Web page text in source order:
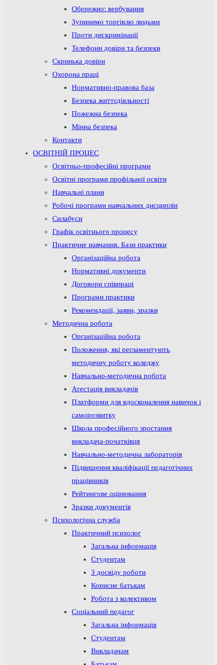
Обережно: вербування
Зупинимо торгівлю людьми
Проти дискримінації
Телефони довіри та безпеки
Скринька довіри
Охорона праці
Нормативно-правова база
Безпека життєдіяльності
Пожежна безпека
Мінна безпека
Контакти
ОСВІТНІЙ ПРОЦЕС
Освітньо-професійні програми
Освітні програми профільної освіти
Навчальні плани
Робочі програми навчальних дисциплін
Силабуси
Графік освітнього процесу
Практичне навчання. Бази практики
Організаційна робота
Нормативні документи
Договори співпраці
Програми практики
Рекомендації, заяви, зразки
Методична робота
Організаційна робота
Положення, які регламентують
методичну роботу коледжу
Навчально-методична робота
Атестація викладачів
Платформи для вдосконалення навичок і
саморозвитку
Школа професійного зростання
викладача-початківця
Навчально-методична лабораторія
Підвищення кваліфікації педагогічних
працівників
Рейтингове оцінювання
Зразки документів
Психологічна служба
Практичний психолог
Загальна інформація
Студентам
З досвіду роботи
Корисне батькам
Робота з колективом
Соціальний педагог
Загальна інформація
Студентам
Викладачам